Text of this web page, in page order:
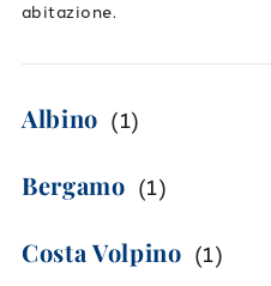
abitazione.
Albino (1)
Bergamo (1)
Costa Volpino (1)